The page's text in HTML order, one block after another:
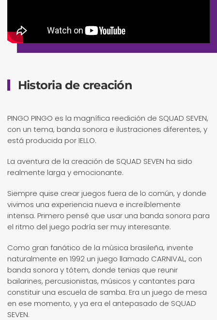
Historia de creación
PINGO PINGO es la magnífica reedición de SQUAD SEVEN,
con un tema, banda sonora e ilustraciones diferentes, y
está producida por IELLO.
La aventura de la creación de SQUAD SEVEN ha sido
realmente larga y emocionante.
Siempre quise crear juegos fuera de lo común, y donde
vivimos una experiencia nueva e increíblemente
intensa. Primero pensé que usar una banda sonora para
el ritmo del juego podría ser muy interesante.
Como gran fanático de la música brasileña, invente
naturalmente en 1992 un juego llamado CARNIVAL, con
banda sonora y tótem, donde tenias que reunir
bailarines, percusionistas, músicos y cantantes para
constituir una escuela de samba. Era un juego de mesa
en ese momento, y ya era el antepasado de SQUAD
SEVEN.